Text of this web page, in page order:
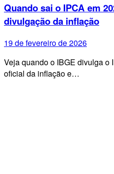
Quando sai o IPCA em
divulgação da inflação
19 de fevereiro de 2026
Veja quando o IBGE divulga o
oficial da inflação e…